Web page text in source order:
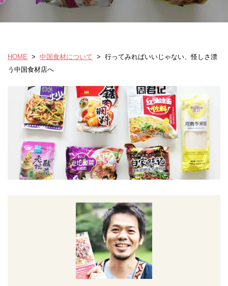
HOME > 中国食材について > 行ってみればいいじゃない、怪しさ漂
う中国食材店へ